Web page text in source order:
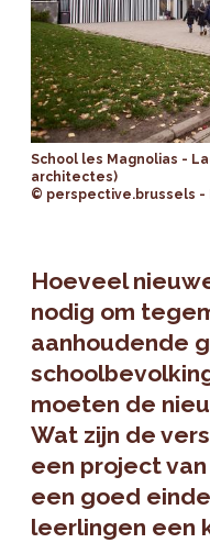
School les Magnolias -
architectes)
© perspective.brussels -
Hoeveel
nodig om
aanhoudende
moeten de
Wat zijn de
een project
een goed
leerlingen een